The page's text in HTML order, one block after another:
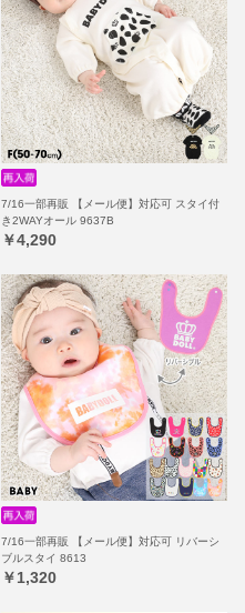
7/16一部再販 【メール便】対応可 スタイ付
き2WAYオール 9637B
￥4,290
7/16一部再販 【メール便】対応可 リバーシ
ブルスタイ 8613
￥1,320